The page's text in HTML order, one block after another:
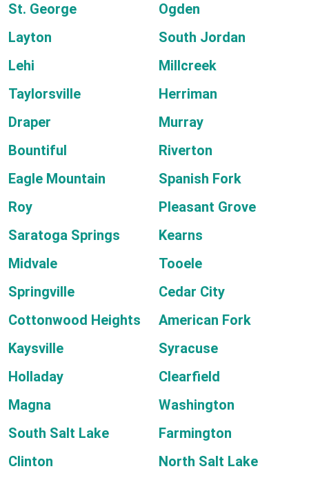
St. George
Ogden
Layton
South Jordan
Lehi
Millcreek
Taylorsville
Herriman
Draper
Murray
Bountiful
Riverton
Eagle Mountain
Spanish Fork
Roy
Pleasant Grove
Saratoga Springs
Kearns
Midvale
Tooele
Springville
Cedar City
Cottonwood Heights
American Fork
Kaysville
Syracuse
Holladay
Clearfield
Magna
Washington
South Salt Lake
Farmington
Clinton
North Salt Lake